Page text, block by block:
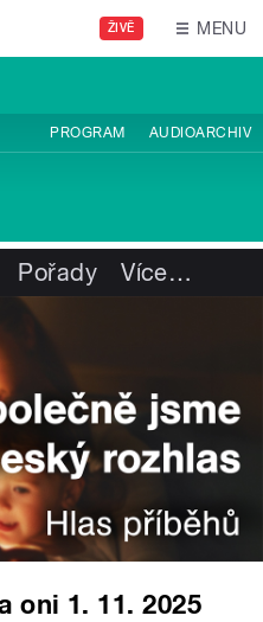
ŽIVĚ MENU
PROGRAM AUDIOARCHIV
Pořady Více…
oni 1. 11. 2025